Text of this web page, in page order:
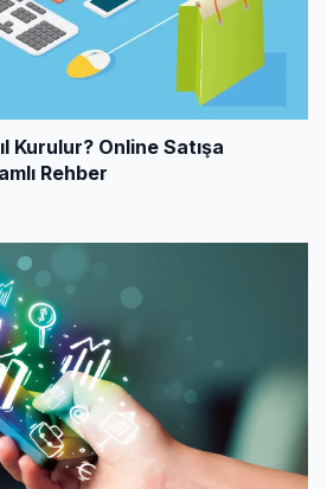
Kurulur? Online Satışa
Rehber